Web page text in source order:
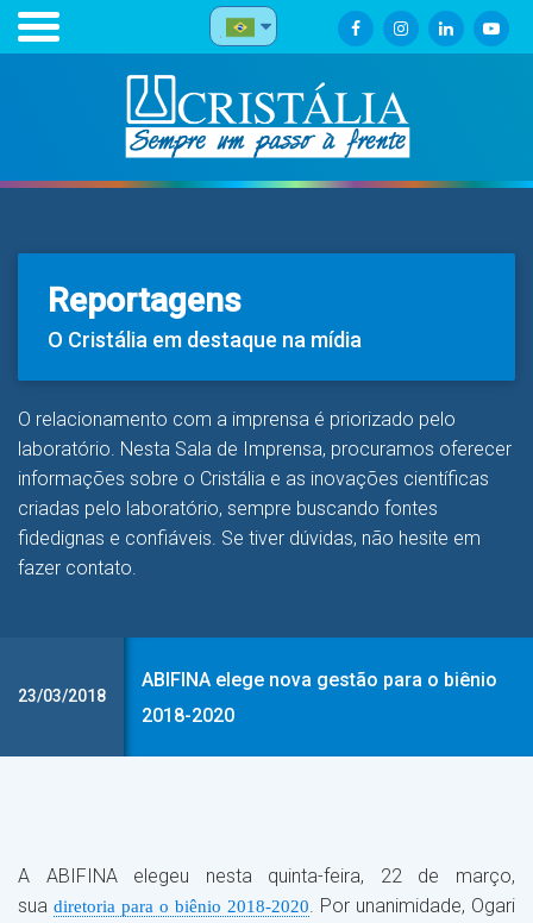
Reportagens
O Cristália em destaque na mídia
O relacionamento com a imprensa é priorizado pelo
laboratório. Nesta Sala de Imprensa, procuramos oferecer
informações sobre o Cristália e as inovações científicas
criadas pelo laboratório, sempre buscando fontes
fidedignas e confiáveis. Se tiver dúvidas, não hesite em
fazer contato.
23/03/2018
ABIFINA elege nova gestão para o biênio
2018-2020
A ABIFINA elegeu nesta quinta-feira, 22 de março,
sua diretoria para o biênio 2018-2020. Por unanimidade, Ogari